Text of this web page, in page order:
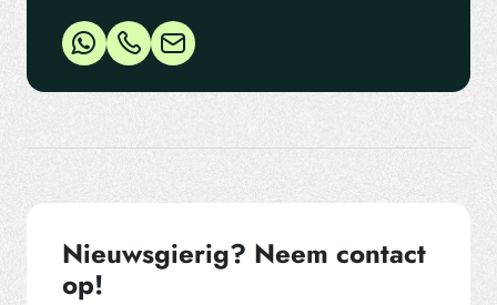
Nieuwsgierig? Neem contact
op!